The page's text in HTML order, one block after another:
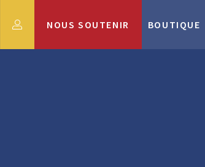
NOUS SOUTENIR BOUTIQUE